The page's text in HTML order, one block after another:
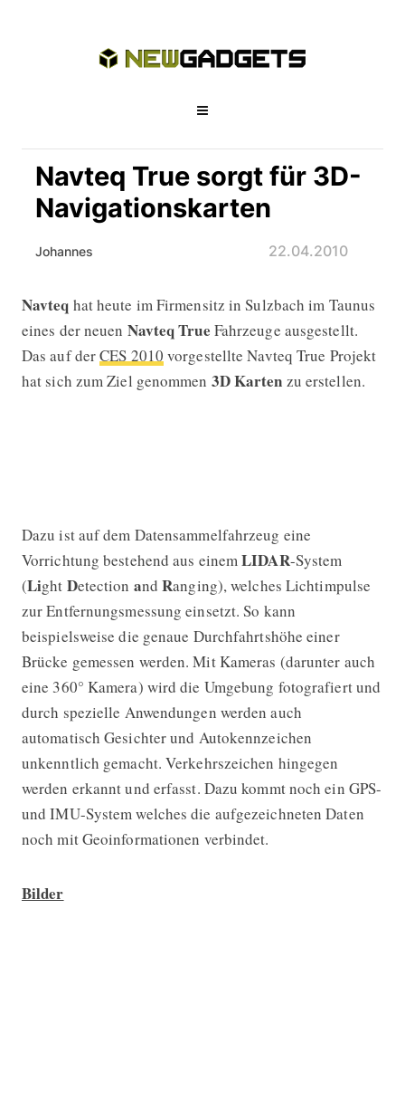
Navteq True sorgt für 3D-
Navigationskarten
Johannes 22.04.2010
Navteq True sorgt für 3D-
Navteq hat heute im Firmensitz in Sulzbach im Taunus
eines der neuen Navteq True Fahrzeuge ausgestellt.
Das auf derCES 2010 vorgestellte Navteq True Projekt
hat sich zum Ziel genommen 3D Karten zu erstellen.
Dazu ist auf dem Datensammelfahrzeug eine
Vorrichtung bestehend aus einemLIDAR-System
(Light Detection andRanging), welches Lichtimpulse
zur Entfernungsmessung einsetzt. So kann
beispielsweise die genaue Durchfahrtshöhe einer
Brücke gemessen werden. Mit Kameras (darunter auch
eine 360° Kamera) wird die Umgebung fotografiert und
durch spezielle Anwendungen werden auch
automatisch Gesichter und Autokennzeichen
unkenntlich gemacht. Verkehrszeichen hingegen
werden erkannt und erfasst. Dazu kommt noch ein GPS-
und IMU-System welches die aufgezeichneten Daten
noch mit Geoinformationen verbindet.
Bilder